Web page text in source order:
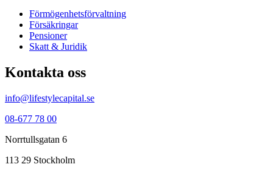
Förmögenhets­förvaltning
Försäkringar
Pensioner
Skatt & Juridik
Kontakta oss
info@lifestylecapital.se
08-677 78 00
Norrtullsgatan 6
113 29 Stockholm